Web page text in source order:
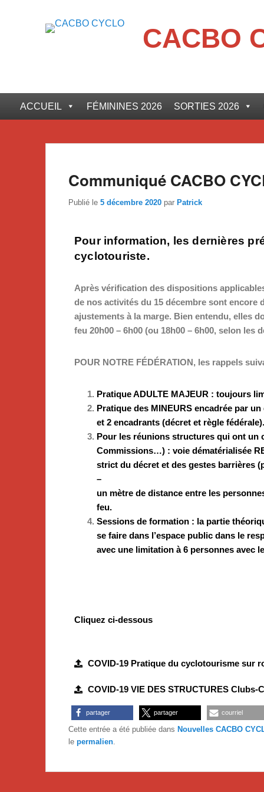
CACBO
ACCUEIL FÉMININES 2026 SORTIES 2026
Communiqué CACBO
Publié le 5 décembre 2020 par Patrick
Pour information, les dernières
cyclotouriste.
Après vérification des dispositions
de nos activités du 15 décembre sont encore
ajustements à la marge. Bien entendu, elles
feu 20h00 – 6h00 (ou 18h00 – 6h00, selon les
POUR NOTRE FÉDÉRATION, les rappels
Pratique ADULTE MAJEUR : toujours
Pratique des MINEURS encadrée par
et 2 encadrants (décret et règle fédérale).
Pour les réunions structures qui ont un
Commissions…) : voie dématérialisée
strict du décret et des gestes barrières
–
un mètre de distance entre les
feu.
Sessions de formation : la partie
se faire dans l’espace public dans le
avec une limitation à 6 personnes avec
Cliquez ci-dessous
COVID-19 Pratique du cyclotourisme sur
COVID-19 VIE DES STRUCTURES Clubs-
partager partager courriel
Cette entrée a été publiée dans Nouvelles CACBO
le permalien.